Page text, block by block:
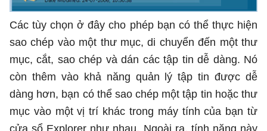
Các tùy chọn ở đây cho phép bạn có thể thực hiện
sao chép vào một thư mục, di chuyển đến một thư
mục, cắt, sao chép và dán các tập tin dễ dàng. Nó
còn thêm vào khả năng quản lý tập tin được dễ
dàng hơn, bạn có thể sao chép một tập tin hoặc thư
mục vào một vị trí khác trong máy tính của bạn từ
cửa sổ Explorer như nhau. Ngoài ra, tính năng này